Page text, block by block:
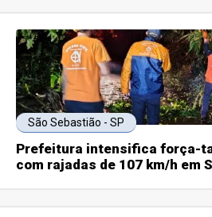
São Sebastião - SP
Prefeitura intensifica força-
com rajadas de 107 km/h em